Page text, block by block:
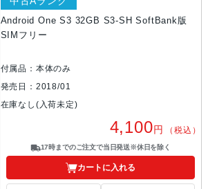
Android One S3 32GB S3-SH SoftBank版
SIMフリー
付属品：本体のみ
発売日：2018/01
在庫なし(入荷未定)
4,100円 （税込）
17時までのご注文で当日発送※休日を除く
カートに入れる